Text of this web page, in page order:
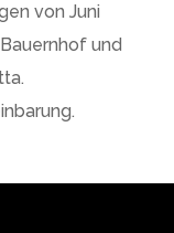
von Juni
und